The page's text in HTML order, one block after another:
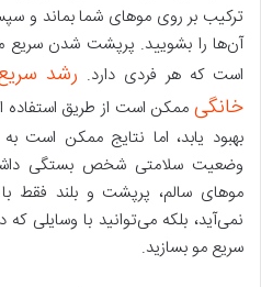
ترکیب بر روی موهای شما بماند
آن‌ها را بشویید. پرپشت شدن سریع
است که هر فردی دارد. رشد
خانگی ممکن است از طریق استفاده
بهبود یابد، اما نتایج ممکن است
وضعیت سلامتی شخص بستگی
موهای سالم، پرپشت و بلند فقط
نمی‌آید، بلکه می‌توانید با وسایلی
سریع مو بسازید.